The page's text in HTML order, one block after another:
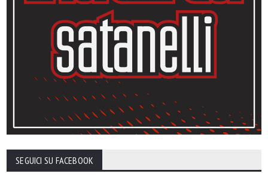
SEGUICI SU FACEBOOK